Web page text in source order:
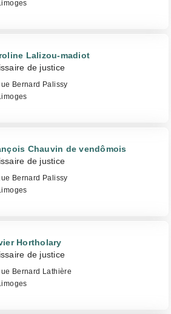
Lalizou-madiot
de justice
Bernard Palissy
Chauvin de vendômois
de justice
Bernard Palissy
Hortholary
de justice
Bernard Lathière